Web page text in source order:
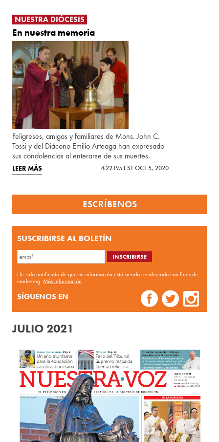
NUESTRA DIÓCESIS
En nuestra memoria
Feligreses, amigos y familiares de Mons. John C.
Tossi y del Diácono Emilio Arteaga han expresado
sus condolencias al enterarse de sus muertes.
LEER MÁS 4:22 PM EST OCT 5, 2020
ESCRÍBENOS
SUSCRIBIRSE AL BOLETÍN
He sido notificado de que mi información está siendo recolectada con fines de
marketing.Más información
SÍGUENOS EN
JULIO 2021